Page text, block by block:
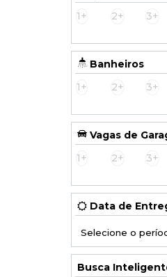
Comercial (13)
Prédio (1)
Salas
Terreno (3)
Galpão (1)
Garagem (1)
Misto (2)
Rural (2)
Sítio (2)
Busca
1+
2+ 3+
Banheiros
1+
2+ 3+
Vagas de
1+
2+ 3+
Data de